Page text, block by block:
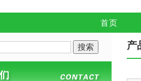
首页
产